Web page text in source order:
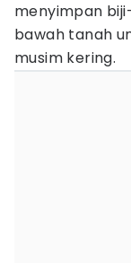
menyimpan
bawah tanah
musim kering.